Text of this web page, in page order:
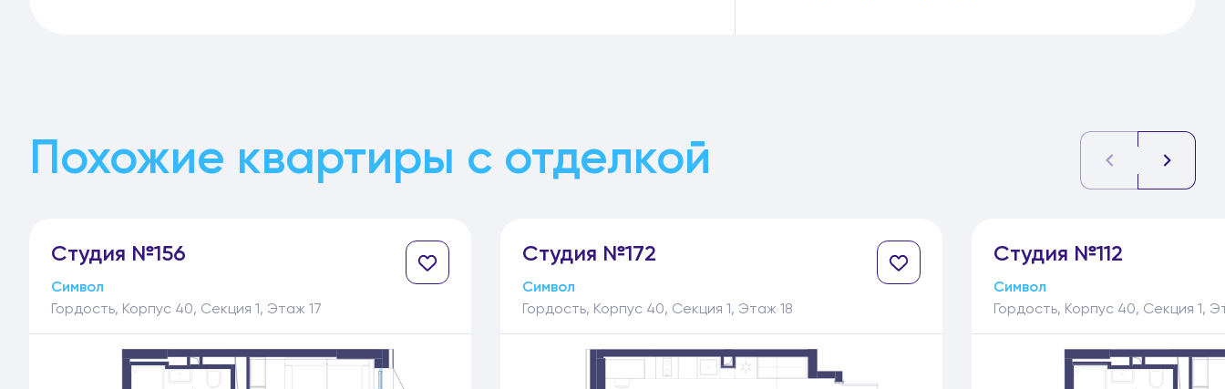
Похожие квартиры с отделкой
Студия №156
Символ
Гордость, Корпус 40, Секция 1, Этаж 17
Студия №172
Символ
Гордость, Корпус 40, Секция 1, Этаж 18
Студия №112
Символ
Гордость, Корпус 40, Секция 1,